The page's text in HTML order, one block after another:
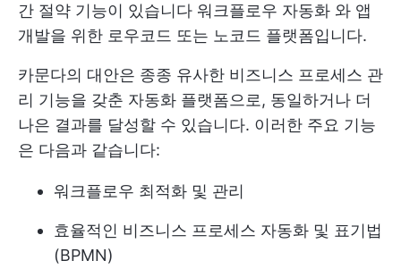
간 절약 기능이 있습니다 워크플로우 자동화 와 앱
개발을 위한 로우코드 또는 노코드 플랫폼입니다.
카문다의 대안은 종종 유사한 비즈니스 프로세스 관
리 기능을 갖춘 자동화 플랫폼으로, 동일하거나 더
나은 결과를 달성할 수 있습니다. 이러한 주요 기능
은 다음과 같습니다:
워크플로우 최적화 및 관리
효율적인 비즈니스 프로세스 자동화 및 표기법
(BPMN)